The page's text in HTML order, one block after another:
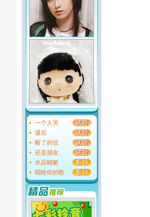
一个人哭
退后
断了的弦
还是朋友
水晶蜻蜓
唱给你的歌